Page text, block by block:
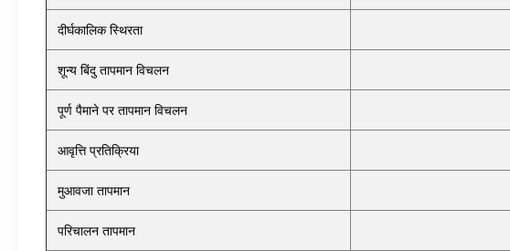
दीर्घकालिक स्थिरता
शून्य बिंदु तापमान विचलन
पूर्ण पैमाने पर तापमान विचलन
आवृत्ति प्रतिक्रिया
मुआवजा तापमान
परिचालन तापमान